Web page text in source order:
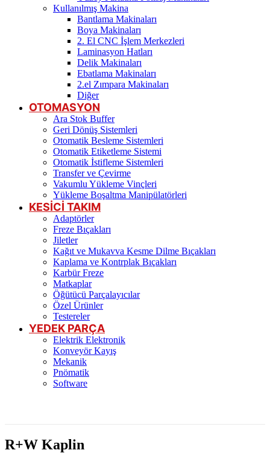
Kullanılmış Makina
Bantlama Makinaları
Boya Makinaları
2. El CNC İşlem Merkezleri
Laminasyon Hatları
Delik Makinaları
Ebatlama Makinaları
2.el Zımpara Makinaları
Diğer
OTOMASYON
Ara Stok Buffer
Geri Dönüş Sistemleri
Otomatik Besleme Sistemleri
Otomatik Etiketleme Sistemi
Otomatik İstifleme Sistemleri
Transfer ve Çevirme
Vakumlu Yükleme Vinçleri
Yükleme Boşaltma Manipülatörleri
KESİCİ TAKIM
Adaptörler
Freze Bıçakları
Jiletler
Kağıt ve Mukavva Kesme Dilme Bıçakları
Kaplama ve Kontrplak Bıçakları
Karbür Freze
Matkaplar
Öğütücü Parçalayıcılar
Özel Ürünler
Testereler
YEDEK PARÇA
Elektrik Elektronik
Konveyör Kayış
Mekanik
Pnömatik
Software
R+W Kaplin